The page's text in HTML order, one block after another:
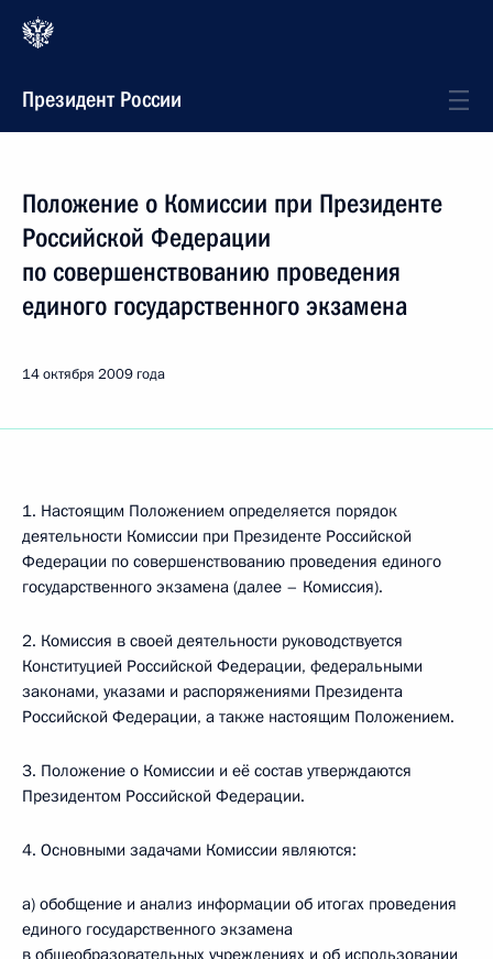
Президент России
Положение о Комиссии при Президенте
Российской Федерации
по совершенствованию проведения
единого государственного экзамена
14 октября 2009 года
1. Настоящим Положением определяется порядок
деятельности Комиссии при Президенте Российской
Федерации по совершенствованию проведения единого
государственного экзамена (далее – Комиссия).
2. Комиссия в своей деятельности руководствуется
Конституцией Российской Федерации, федеральными
законами, указами и распоряжениями Президента
Российской Федерации, а также настоящим Положением.
3. Положение о Комиссии и её состав утверждаются
Президентом Российской Федерации.
4. Основными задачами Комиссии являются:
а) обобщение и анализ информации об итогах проведения
единого государственного экзамена
в общеобразовательных учреждениях и об использовании